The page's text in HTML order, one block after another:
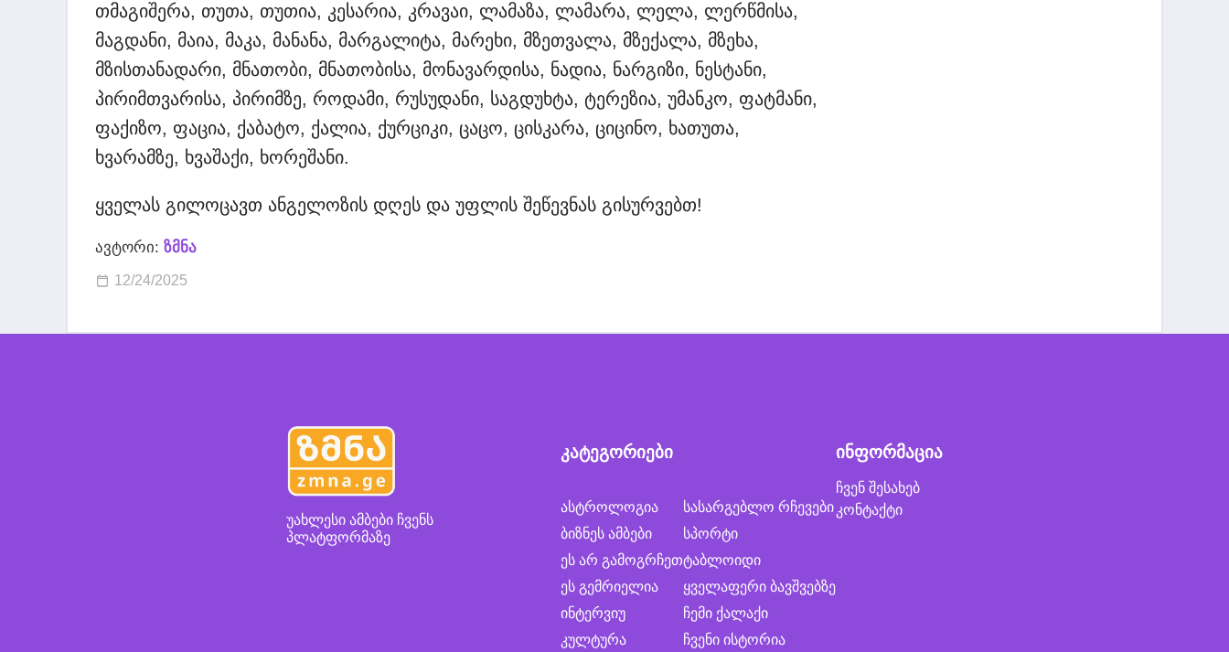
თმაგიშერა, თუთა, თუთია, კესარია, კრავაი, ლამაზა, ლამარა, ლელა, ლერწმისა,
მაგდანი, მაია, მაკა, მანანა, მარგალიტა, მარეხი, მზეთვალა, მზექალა, მზეხა,
მზისთანადარი, მნათობი, მნათობისა, მონავარდისა, ნადია, ნარგიზი, ნესტანი,
პირიმთვარისა, პირიმზე, როდამი, რუსუდანი, საგდუხტა, ტერეზია, უმანკო, ფატმანი,
ფაქიზო, ფაცია, ქაბატო, ქალია, ქურციკი, ცაცო, ცისკარა, ციცინო, ხათუთა,
ხვარამზე, ხვაშაქი, ხორეშანი.
ყველას გილოცავთ ანგელოზის დღეს და უფლის შეწევნას გისურვებთ!
ავტორი: ზმნა
12/24/2025
უახლესი ამბები ჩვენს
პლატფორმაზე
კატეგორიები
ასტროლოგია
ბიზნეს ამბები
ეს არ გამოგრჩეთ
ეს გემრიელია
ინტერვიუ
კულტურა
სასარგებლო რჩევები
სპორტი
ტაბლოიდი
ყველაფერი ბავშვებზე
ჩემი ქალაქი
ჩვენი ისტორია
ინფორმაცია
ჩვენ შესახებ
კონტაქტი